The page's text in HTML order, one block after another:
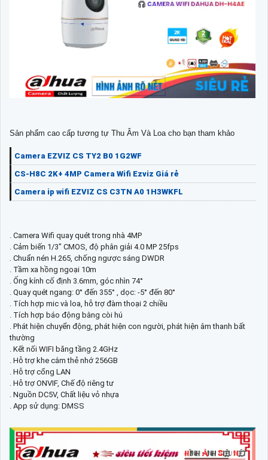
Sản phẩm cao cấp tương tự Thu Âm Và Loa cho bạn tham khảo
Camera EZVIZ CS TY2 B0 1G2WF
CS-H8C 2K+ 4MP Camera Wifi Ezviz Giá rẻ
Camera ip wifi EZVIZ CS C3TN A0 1H3WKFL
. Camera Wifi quay quét trong nhà 4MP
. Cảm biến 1/3" CMOS, độ phân giải 4.0 MP 25fps
. Chuẩn nén H.265, chống ngược sáng DWDR
. Tầm xa hồng ngoại 10m
. Ống kính cố định 3.6mm, góc nhìn 74°
. Quay quét ngang: 0° đến 355° , dọc: -5° đến 80°
. Tích hợp mic và loa, hỗ trợ đàm thoại 2 chiều
. Tích hợp báo động bằng còi hú
. Phát hiện chuyển động, phát hiện con người, phát hiện âm thanh bất
thường
. Kết nối WIFI băng tầng 2.4GHz
. Hỗ trợ khe cắm thẻ nhớ 256GB
. Hỗ trợ cổng LAN
. Hỗ trợ ONVIF, Chế độ riêng tư
. Nguồn DC5V, Chất liệu vỏ nhựa
. App sử dụng: DMSS